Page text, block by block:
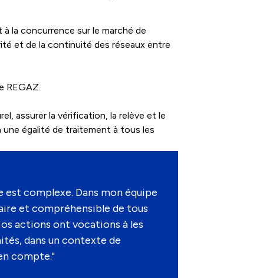
la concurrence sur le marché de
et de la continuité des réseaux entre
REGAZ.
assurer la vérification, la relève et le
une égalité de traitement à tous les
est complexe. Dans mon équipe
et compréhensible de tous
actions ont vocations à les
dans un contexte de
compte."